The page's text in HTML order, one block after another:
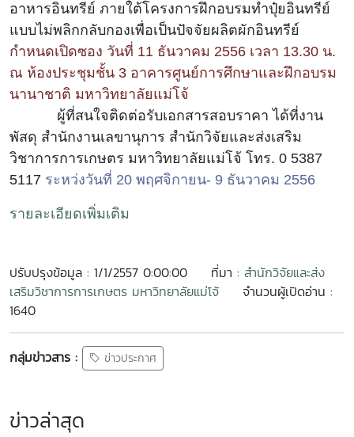
อาหารอินทรีย์ ภายใต้โครงการฝึกอบรมทำปุ๋ยอินทรีย์
แบบไม่พลิกกลับกองเพื่อเป็นปัจจัยผลิตผักอินทรีย์
กำหนดเปิดซอง วันที่ 11 ธันวาคม 2556 เวลา 13.30 น.
ณ ห้องประชุมชั้น 3 อาคารศูนย์การศึกษาและฝึกอบรม
นานาชาติ มหาวิทยาลัยแม่โจ้
ผู้ที่สนใจติดต่อรับเอกสารสอบราคา ได้ที่งาน
พัสดุ สำนักงานเลขานุการ สำนักวิจัยและส่งเสริม
วิชาการการเกษตร มหาวิทยาลัยแม่โจ้ โทร. 0 5387
5117 ระหว่งวันที่ 20 พฤศจิกายน- 9 ธันวาคม 2556
รายละเอียดเพิ่มเติม
ปรับปรุงข้อมูล : 1/1/2557 0:00:00 ที่มา : สำนักวิจัยและส่ง
เสริมวิชาการการเกษตร มหาวิทยาลัยแม่โจ้
จำนวนผู้เปิดอ่าน :
1640
กลุ่มข่าวสาร : ข่าวประกาศ
ข่าวล่าสุด